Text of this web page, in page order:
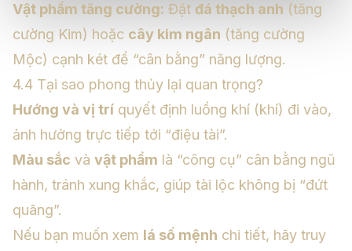
Vật phẩm tăng cường: Đặt đá thạch anh (tăng
cường Kim) hoặc cây kim ngân (tăng cường
Mộc) cạnh két để “cân bằng” năng lượng.
4.4 Tại sao phong thủy lại quan trọng?
Hướng và vị trí quyết định luồng khí (khí) đi vào,
ảnh hưởng trực tiếp tới “điệu tài”.
Màu sắc và vật phẩm là “công cụ” cân bằng ngũ
hành, tránh xung khắc, giúp tài lộc không bị “đứt
quãng”.
Nếu bạn muốn xem lá số mệnh chi tiết, hãy truy